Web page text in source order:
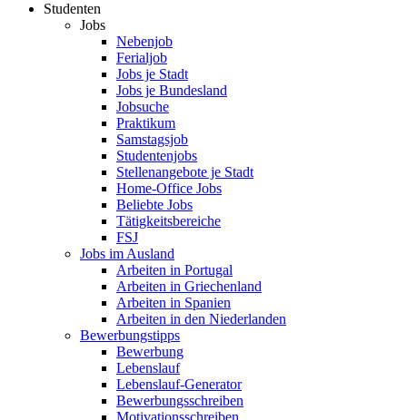
Studenten
Jobs
Nebenjob
Ferialjob
Jobs je Stadt
Jobs je Bundesland
Jobsuche
Praktikum
Samstagsjob
Studentenjobs
Stellenangebote je Stadt
Home-Office Jobs
Beliebte Jobs
Tätigkeitsbereiche
FSJ
Jobs im Ausland
Arbeiten in Portugal
Arbeiten in Griechenland
Arbeiten in Spanien
Arbeiten in den Niederlanden
Bewerbungstipps
Bewerbung
Lebenslauf
Lebenslauf-Generator
Bewerbungsschreiben
Motivationsschreiben